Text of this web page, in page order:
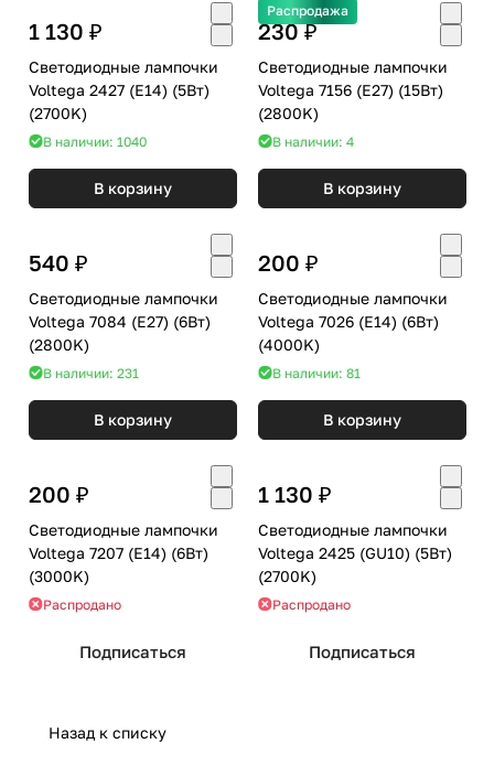
1 130 ₽
Светодиодные лампочки
Voltega 2427 (E14) (5Вт)
(2700K)
В наличии: 1040
В корзину
Распродажа
230 ₽
Светодиодные лампочки
Voltega 7156 (E27) (15Вт)
(2800K)
В наличии: 4
В корзину
540 ₽
Светодиодные лампочки
Voltega 7084 (E27) (6Вт)
(2800K)
В наличии: 231
В корзину
200 ₽
Светодиодные лампочки
Voltega 7026 (E14) (6Вт)
(4000K)
В наличии: 81
В корзину
200 ₽
Светодиодные лампочки
Voltega 7207 (E14) (6Вт)
(3000K)
Распродано
Подписаться
1 130 ₽
Светодиодные лампочки
Voltega 2425 (GU10) (5Вт)
(2700K)
Распродано
Подписаться
Назад к списку